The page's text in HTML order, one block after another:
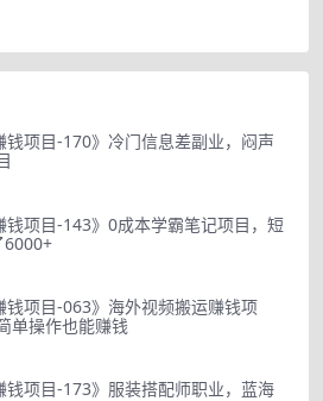
钱项目-170》冷门信息差副业，闷声
钱项目-143》0成本学霸笔记项目，短
6000+
钱项目-063》海外视频搬运赚钱项
单操作也能赚钱
钱项目-173》服装搭配师职业，蓝海